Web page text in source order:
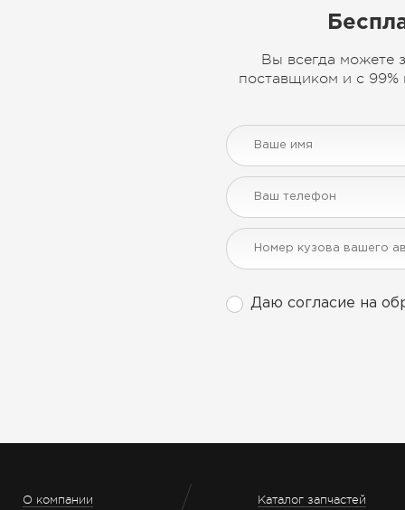
Вы всегда можете
поставщиком и с 99%
Даю согласие на
О компании
Каталог запчастей